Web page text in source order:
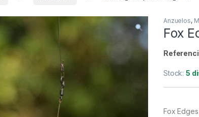
Búsqueda no disponible
No se pudo cargar el widget de búsqueda.
Inténtalo de nuevo.
Anzuelos,
Fox
Stock:5
Fox